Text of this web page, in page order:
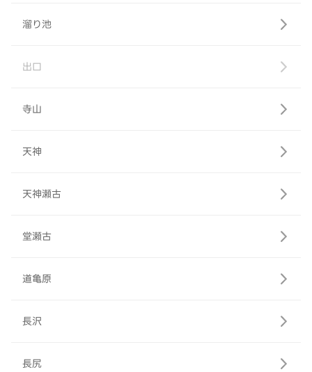
溜り池
出口
寺山
天神
天神瀬古
堂瀬古
道亀原
長沢
長尻